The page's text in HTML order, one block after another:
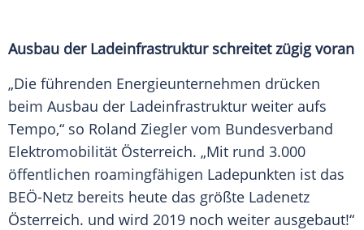
Ausbau der Ladeinfrastrukturschreitet zügig voran
„Die führenden Energieunternehmen drücken
beim Ausbau der Ladeinfrastruktur weiter aufs
Tempo,“ so Roland Ziegler vom Bundesverband
Elektromobilität Österreich. „Mit rund 3.000
öffentlichen roamingfähigen Ladepunkten ist das
BEÖ-Netz bereits heute das größte Ladenetz
Österreich. und wird 2019 noch weiter ausgebaut!“